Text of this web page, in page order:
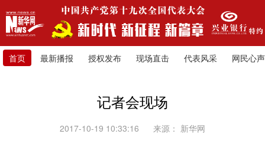
首页 最新播报 授权发布 现场直击 代表风采 网民心声
记者会现场
2017-10-19 10:33:16 来源： 新华网